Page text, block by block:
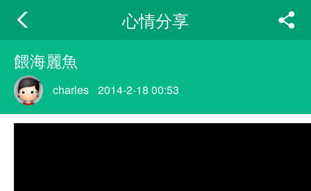
心情分享
餵海麗魚
charles 2014-2-18 00:53